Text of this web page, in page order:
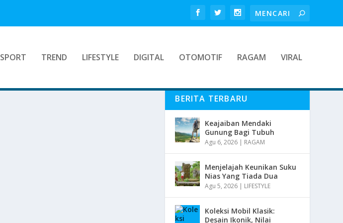
SPORT TREND LIFESTYLE DIGITAL OTOMOTIF RAGAM VIRAL
BERITA TERBARU
Keajaiban Mendaki
Gunung Bagi Tubuh
Agu 6, 2026 | RAGAM
Menjelajah Keunikan Suku
Nias Yang Tiada Dua
Agu 5, 2026 | LIFESTYLE
Koleksi Mobil Klasik:
Desain Ikonik, Nilai